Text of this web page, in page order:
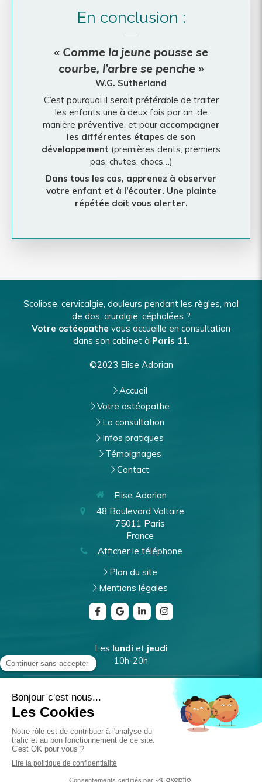
En conclusion :
« Comme la jeune pousse se
courbe, l’arbre se penche »
W.G. Sutherland
C’est pourquoi il serait préférable de traiter
les enfants une à deux fois par an, de
manière préventive , et pour accompagner
les différentes étapes de son
développement (premières dents, premiers
pas, chutes, chocs…)
Dans tous les cas, apprenez à observer
votre enfant et à l’écouter. Une plainte
répétée doit vous alerter.
Scoliose, cervicalgie, douleurs pendant les règles, mal
de dos, cruralgie, céphalées ?
Votre ostéopathe vous accueille en consultation
dans son cabinet à Paris 11.
©2023 Elise Adorian
Accueil
Votre ostéopathe
La consultation
Infos pratiques
Témoignages
Contact
Elise Adorian
48 Boulevard Voltaire
75011 Paris
France
Afficher le téléphone
Plan du site
Mentions légales
Les lundi et jeudi
10h-20h
vendredi
Lemercredi
10h-18h